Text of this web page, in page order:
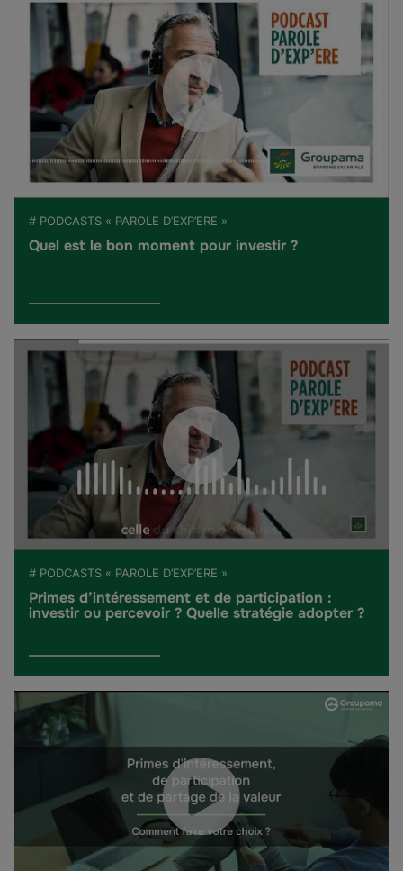
# PODCASTS « PAROLE D’EXP’ERE »
Quel est le bon moment pour investir ?
# PODCASTS « PAROLE D’EXP’ERE »
Primes d’intéressement et de participation :
investir ou percevoir ? Quelle stratégie adopter ?